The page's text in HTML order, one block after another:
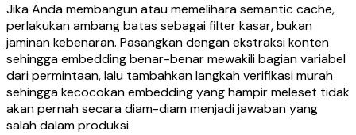
Jika Anda membangun atau memelihara semantic cache,
perlakukan ambang batas sebagai filter kasar, bukan
jaminan kebenaran. Pasangkan dengan ekstraksi konten
sehingga embedding benar-benar mewakili bagian variabel
dari permintaan, lalu tambahkan langkah verifikasi murah
sehingga kecocokan embedding yang hampir meleset tidak
akan pernah secara diam-diam menjadi jawaban yang
salah dalam produksi.